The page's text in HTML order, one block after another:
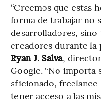
“Creemos que estas
forma de trabajar no
desarrolladores,
creadores durante la
Ryan J. Salva,
Google. “No importa
aficionado, freelance
tener acceso a las